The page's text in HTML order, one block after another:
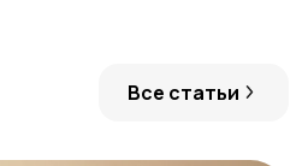
Все статьи